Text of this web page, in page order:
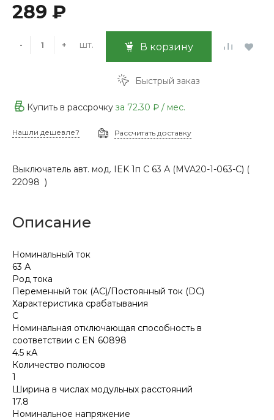
289 ₽
- + шт. В корзину
Быстрый заказ
Купить в рассрочку за 72.30 ₽ / мес.
Нашли дешевле? Рассчитать доставку
Выключатель авт. мод. IEK 1п С 63 А (MVA20-1-063-С) (
22098 )
Описание
Номинальный ток
63 А
Род тока
Переменный ток (AC)/Постоянный ток (DC)
Характеристика срабатывания
C
Номинальная отключающая способность в
соответствии с EN 60898
4.5 кА
Количество полюсов
1
Ширина в числах модульных расстояний
17.8
Номинальное напряжение